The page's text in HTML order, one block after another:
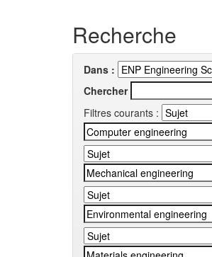
Recherche
Dans :
Chercher
Filtres courants :